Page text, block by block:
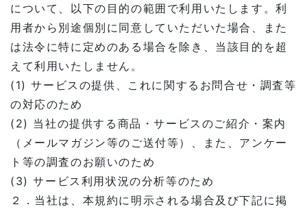
について、以下の目的の範囲で利用いたします。利
用者から別途個別に同意していただいた場合、また
は法令に特に定めのある場合を除き、当該目的を超
えて利用いたしません。
(1) サービスの提供、これに関するお問合せ・調査等
の対応のため
(2) 当社の提供する商品・サービスのご紹介・案内
（メールマガジン等のご送付等）、また、アンケー
ト等の調査のお願いのため
(3) サービス利用状況の分析等のため
２．当社は、本規約に明示される場合及び下記に掲